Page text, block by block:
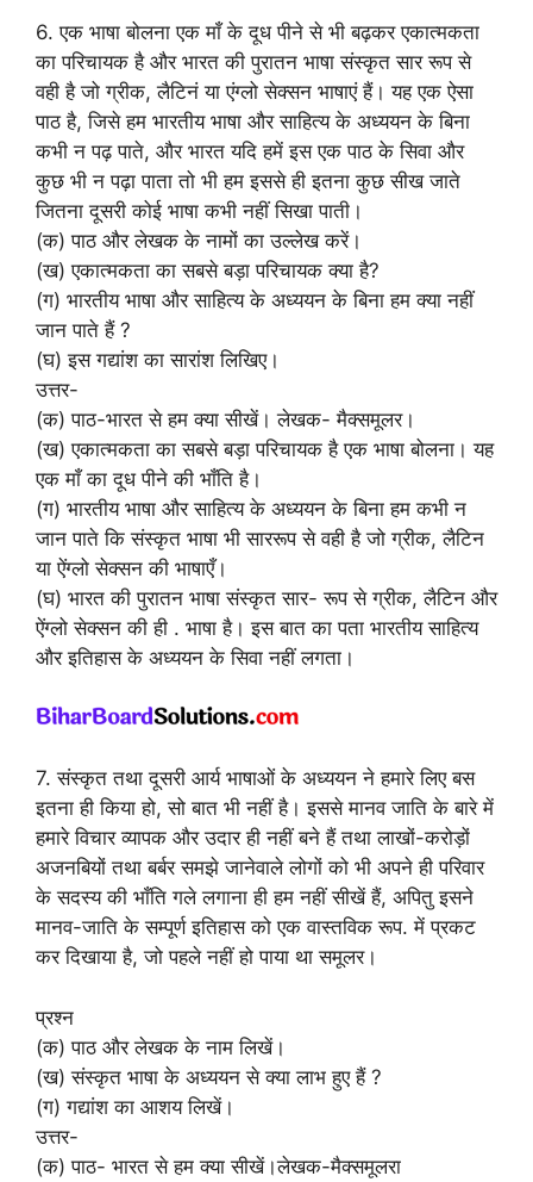
6. एक भाषा बोलना एक माँ के दूध पीने से भी बढ़कर एकात्मकता
का परिचायक है और भारत की पुरातन भाषा संस्कृत सार रूप से
वही है जो ग्रीक, लैटिनं या एंग्लो सेक्सन भाषाएं हैं। यह एक ऐसा
पाठ है, जिसे हम भारतीय भाषा और साहित्य के अध्ययन के बिना
कभी न पढ़ पाते, और भारत यदि हमें इस एक पाठ के सिवा और
कुछ भी न पढ़ा पाता तो भी हम इससे ही इतना कुछ सीख जाते
जितना दूसरी कोई भाषा कभी नहीं सिखा पाती।
(क) पाठ और लेखक के नामों का उल्लेख करें।
(ख) एकात्मकता का सबसे बड़ा परिचायक क्या है?
(ग) भारतीय भाषा और साहित्य के अध्ययन के बिना हम क्या नहीं
जान पाते हैं ?
(घ) इस गद्यांश का सारांश लिखिए।
उत्तर-
(क) पाठ-भारत से हम क्या सीखें। लेखक- मैक्समूलर।
(ख) एकात्मकता का सबसे बड़ा परिचायक है एक भाषा बोलना। यह
एक माँ का दूध पीने की भाँति है।
(ग) भारतीय भाषा और साहित्य के अध्ययन के बिना हम कभी न
जान पाते कि संस्कृत भाषा भी साररूप से वही है जो ग्रीक, लैटिन
या ऐंग्लो सेक्सन की भाषाएँ।
(घ) भारत की पुरातन भाषा संस्कृत सार- रूप से ग्रीक, लैटिन और
ऐंग्लो सेक्सन की ही . भाषा है। इस बात का पता भारतीय साहित्य
और इतिहास के अध्ययन के सिवा नहीं लगता।
7. संस्कृत तथा दूसरी आर्य भाषाओं के अध्ययन ने हमारे लिए बस
इतना ही किया हो, सो बात भी नहीं है। इससे मानव जाति के बारे में
हमारे विचार व्यापक और उदार ही नहीं बने हैं तथा लाखों-करोड़ों
अजनबियों तथा बर्बर समझे जानेवाले लोगों को भी अपने ही परिवार
के सदस्य की भाँति गले लगाना ही हम नहीं सीखें हैं, अपितु इसने
मानव-जाति के सम्पूर्ण इतिहास को एक वास्तविक रूप. में प्रकट
कर दिखाया है, जो पहले नहीं हो पाया था समूलर।
प्रश्न
(क) पाठ और लेखक के नाम लिखें।
(ख) संस्कृत भाषा के अध्ययन से क्या लाभ हुए हैं ?
(ग) गद्यांश का आशय लिखें।
उत्तर-
(क) पाठ- भारत से हम क्या सीखें।लेखक-मैक्समूलरा